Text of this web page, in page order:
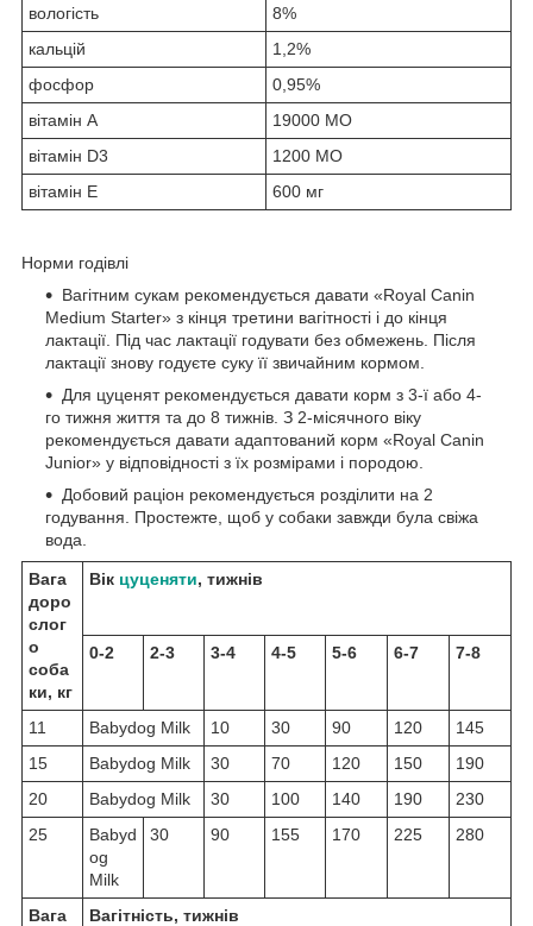
вологість
8%
кальцій
1,2%
фосфор
0,95%
вітамін А
19000 МО
вітамін D3
1200 МО
вітамін Е
600 мг
Норми годівлі
Вагітним сукам рекомендується давати «Royal Canin
Medium Starter» з кінця третини вагітності і до кінця
лактації. Під час лактації годувати без обмежень. Після
лактації знову годуєте суку її звичайним кормом.
Для цуценят рекомендується давати корм з 3-ї або 4-
го тижня життя та до 8 тижнів. З 2-місячного віку
рекомендується давати адаптований корм «Royal Canin
Junior» у відповідності з їх розмірами і породою.
Добовий раціон рекомендується розділити на 2
годування. Простежте, щоб у собаки завжди була свіжа
вода.
Вага
доро
слог
о
соба
ки, кг
Вік цуценяти, тижнів
0-2 2-3 3-4 4-5 5-6 6-7 7-8
11 Babydog Milk 10 30 90 120
145
15
Babydog Milk 30 70 120 150
190
20
Babydog Milk 30 100 140 190
230
25
Babyd
og
Milk
30 90 155 170 225 280
Вага
Вагітність, тижнів